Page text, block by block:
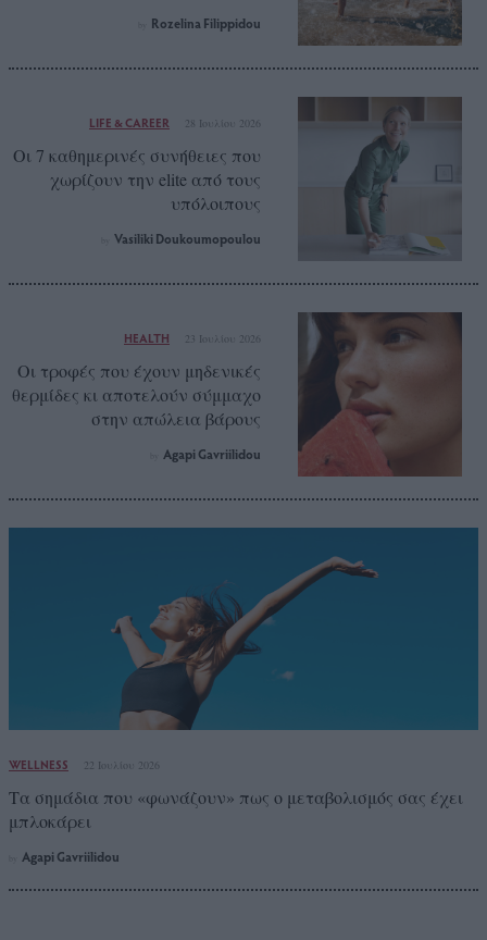
Rozelina Filippidou
LIFE & CAREER 28 Ιουλίου 2026
Οι 7 καθημερινές συνήθειες που
χωρίζουν την elite από τους
υπόλοιπους
Vasiliki Doukoumopoulou
HEALTH 23 Ιουλίου 2026
Οι τροφές που έχουν μηδενικές
θερμίδες κι αποτελούν σύμμαχο
στην απώλεια βάρους
Agapi Gavriilidou
WELLNESS 22 Ιουλίου 2026
Τα σημάδια που «φωνάζουν» πως ο μεταβολισμός σας έχει
μπλοκάρει
Agapi Gavriilidou